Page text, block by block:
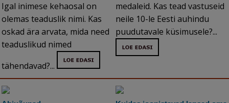
Igal inimese kehaosal on
olemas teaduslik nimi. Kas
oskad ära arvata, mida need
teaduslikud nimed
tähendavad?...
medaleid. Kas tead vastuseid
neile 10-le Eesti auhindu
puudutavale küsimusele?...